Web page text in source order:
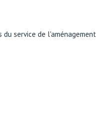
service de l'aménagement